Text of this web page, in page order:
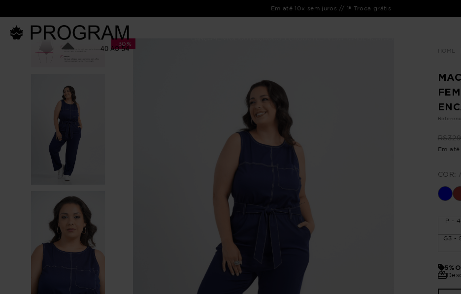
Em até 10x sem juros // 1ª Troca grátis
- 30%
R$329
Em até
COR:
P -
G3 -